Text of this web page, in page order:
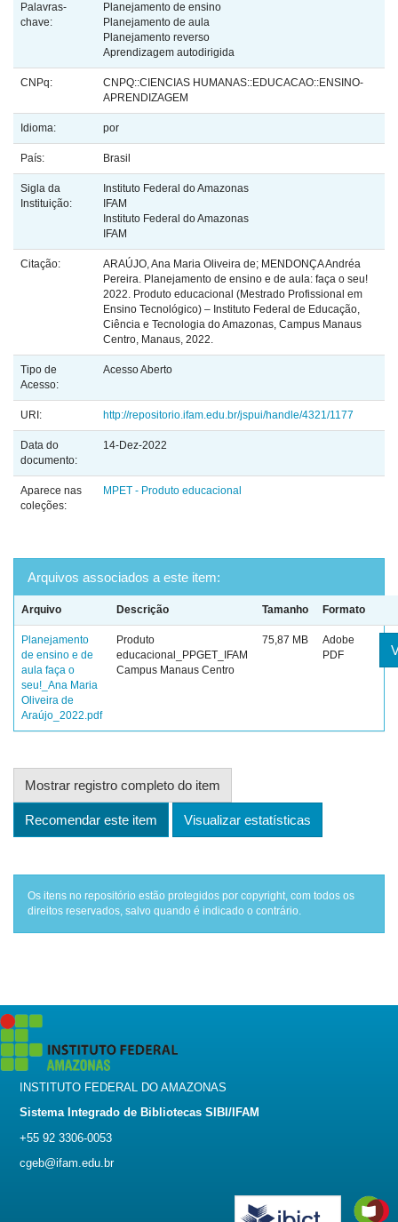
Palavras-
chave:
Planejamento de ensino
Planejamento de aula
Planejamento reverso
Aprendizagem autodirigida
CNPq:
CNPQ::CIENCIAS HUMANAS::EDUCACAO::ENSINO-
APRENDIZAGEM
Idioma: por
País: Brasil
Sigla da
Instituição:
Instituto Federal do Amazonas
IFAM
Instituto Federal do Amazonas
IFAM
Citação:
ARAÚJO, Ana Maria Oliveira de; MENDONÇA Andréa
Pereira. Planejamento de ensino e de aula: faça o seu!
2022. Produto educacional (Mestrado Profissional em
Ensino Tecnológico) – Instituto Federal de Educação,
Ciência e Tecnologia do Amazonas, Campus Manaus
Centro, Manaus, 2022.
Tipo de
Acesso:
Acesso Aberto
URI: http://repositorio.ifam.edu.br/jspui/handle/4321/1177
Data do
documento:
14-Dez-2022
Aparece nas
coleções:
MPET - Produto educacional
Arquivos associados a este item:
Arquivo Descrição Tamanho Formato
Planejamento
de ensino e de
aula faça o
seu!_Ana Maria
Oliveira de
Araújo_2022.pdf
Produto
educacional_PPGET_IFAM
Campus Manaus Centro
75,87 MB
Adobe
PDF
Mostrar registro completo do item
Recomendar este item Visualizar estatísticas
Os itens no repositório estão protegidos por copyright, com todos os
direitos reservados, salvo quando é indicado o contrário.
INSTITUTO FEDERAL DO AMAZONAS
Sistema Integrado de Bibliotecas SIBI/IFAM
+55 92 3306-0053
cgeb@ifam.edu.br